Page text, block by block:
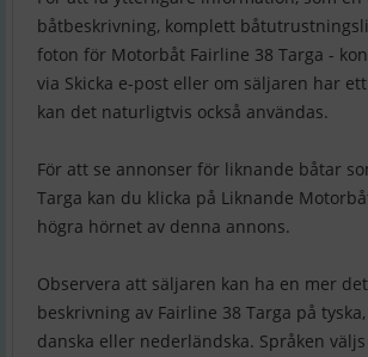
båtbeskrivning, komplett
foton för Motorbåt Fairline 38 Targa -
via Skicka e-post eller om säljaren har
kan det naturligtvis också användas.
För att se annonser för liknande båtar
Targa kan du klicka på Liknande
högra hörnet av denna annons.
Observera att säljaren kan ha en mer
beskrivning av Fairline 38 Targa på
danska eller nederländska. Språken